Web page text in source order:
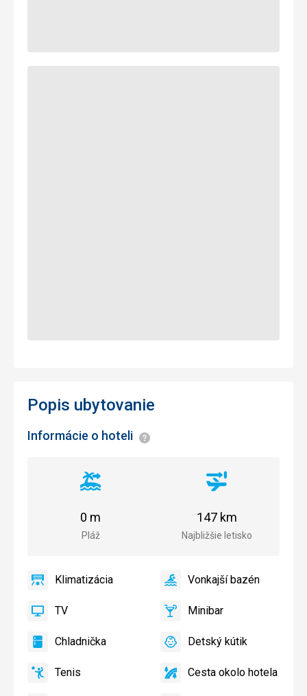
Popis ubytovanie
Informácie o hoteli Informácie
Vzdialenosť
pláže
Pláž
0 m
Vzdialenosť
letiska
Najbližšie letisko
147 km
Klimatizácia
Klimatizácia
áno
VonkajšíVonkajší bazén
áno
TV TV
áno
Minibar,Minibar
áno
Chladnička
Chladnička
áno
Detský
Detské
Detský kútik
áno
TenisTenis
áno
CestaCesta okolo hotela
áno